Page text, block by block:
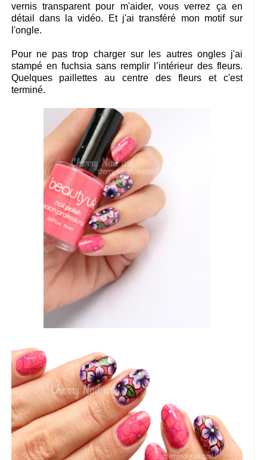
vernis transparent pour m'aider, vous verrez ça en
détail dans la vidéo. Et j'ai transféré mon motif sur
l'ongle.
Pour ne pas trop charger sur les autres ongles j'ai
stampé en fuchsia sans remplir l’intérieur des fleurs.
Quelques paillettes au centre des fleurs et c'est
terminé.